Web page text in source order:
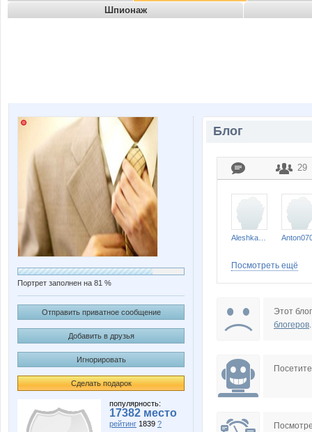
Шпионаж
Портрет заполнен на 81 %
Отправить приватное сообщение
Добавить в друзья
Игнорировать
Сделать подарок
популярность:
17382 место
рейтинг 1839 ?
Блог
29
sheriff72
Посмотреть ещё
Этот
блогеров.